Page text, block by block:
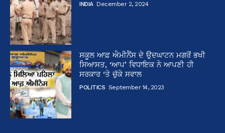
INDIA December 2, 2024
ਸਕੂਲ ਆਫ਼ ਐਮੀਨੈਂਸ ਦੇ ਉਦਘਾਟਨ ਮਗਰੋਂ ਭਖੀ
ਸਿਆਸਤ, ‘ਆਪ’ ਵਿਧਾਇਕ ਨੇ ਆਪਣੀ ਹੀ
ਸਰਕਾਰ ‘ਤੇ ਚੁੱਕੇ ਸਵਾਲ
POLITICS September 14, 2023